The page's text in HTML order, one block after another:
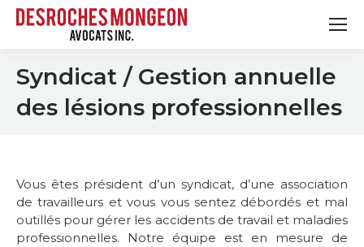
Syndicat / Gestion annuelle
des lésions professionnelles
Vous êtes président d’un syndicat, d’une association
de travailleurs et vous vous sentez débordés et mal
outillés pour gérer les accidents de travail et maladies
professionnelles. Notre équipe est en mesure de